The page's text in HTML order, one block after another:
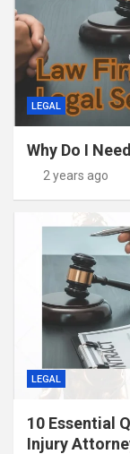
LEGAL
Why Do I
2 years ago
LEGAL
10 Essential
Injury